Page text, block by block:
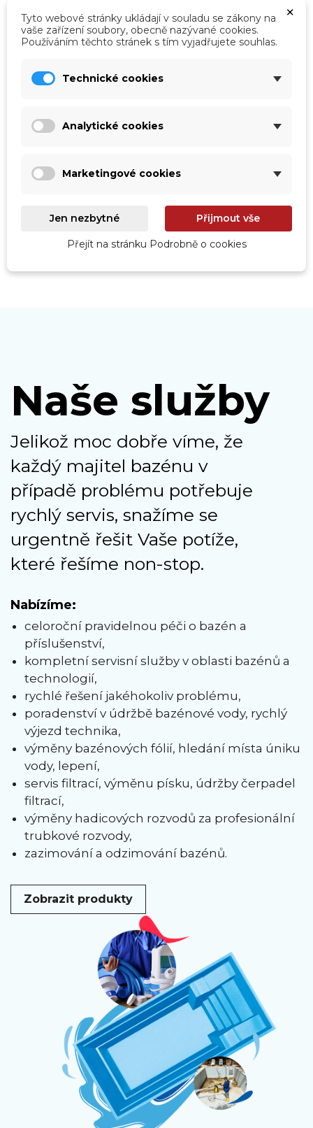
Roboty
Naše služby
Jelikož moc dobře víme, že
každý majitel bazénu v
případě problému potřebuje
rychlý servis, snažíme se
urgentně řešit Vaše potíže,
které řešíme non-stop.
Nabízíme:
celoroční pravidelnou péči o bazén a
příslušenství,
kompletní servisní služby v oblasti bazénů a
technologií,
rychlé řešení jakéhokoliv problému,
poradenství v údržbě bazénové vody, rychlý
výjezd technika,
výměny bazénových fólií, hledání místa úniku
vody, lepení,
servis filtrací, výměnu písku, údržby čerpadel
filtrací,
výměny hadicových rozvodů za profesionální
trubkové rozvody,
zazimování a odzimování bazénů.
Zobrazit produkty
×
Tyto webové stránky ukládají v souladu se zákony na
vaše zařízení soubory, obecně nazývané cookies.
Používáním těchto stránek s tím vyjadřujete souhlas.
Technické cookies
Analytické cookies
Marketingové cookies
Jen nezbytné Přijmout vše
Přejít na stránku Podrobně o cookies